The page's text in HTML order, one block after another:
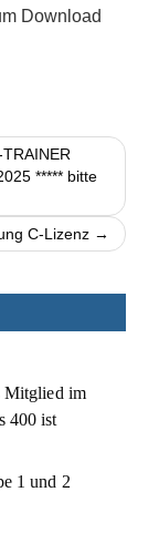
Download
***** bitte
C-Lizenz →
Mitglied im
400 ist
1 und 2